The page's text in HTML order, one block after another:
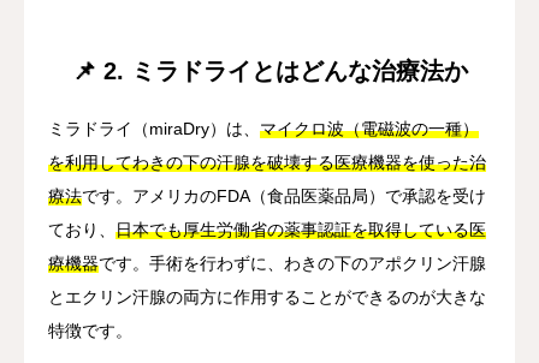
📌 2. ミラドライとはどんな治療法か
ミラドライ（miraDry）は、 マイクロ波（電磁波の一種）
を利用してわきの下の汗腺を破壊する医療機器を使った治
療法です。アメリカのFDA（食品医薬品局）で承認を受け
ており、 日本でも厚生労働省の薬事認証を取得している医
療機器です。手術を行わずに、わきの下のアポクリン汗腺
とエクリン汗腺の両方に作用することができるのが大きな
特徴です。